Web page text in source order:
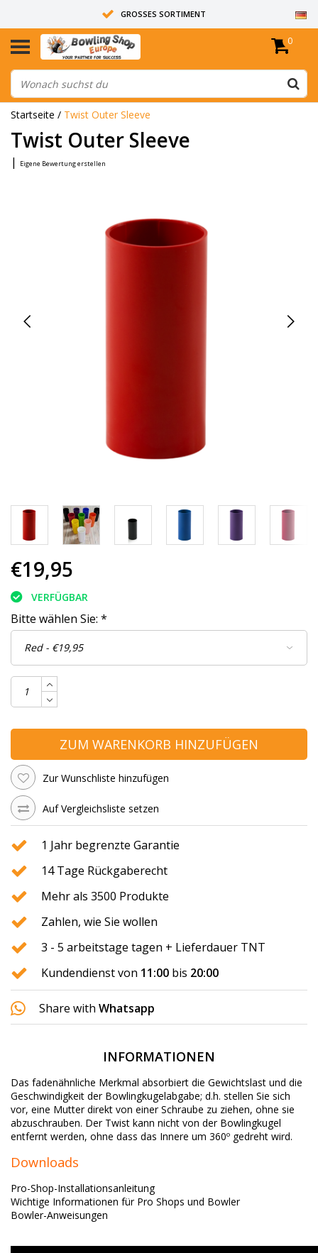
GROSSES SORTIMENT
14 TAGE RÜCKGABERECHT
ALLE BOWLINGKUGELN SIND UNGEBOHRT
0
Startseite / Twist Outer Sleeve
Twist Outer Sleeve
| Eigene Bewertung erstellen
€19,95
VERFÜGBAR
Bitte wählen Sie: *
ZUM WARENKORB HINZUFÜGEN
Zur Wunschliste hinzufügen
Auf Vergleichsliste setzen
1 Jahr begrenzte Garantie
14 Tage Rückgaberecht
Mehr als 3500 Produkte
Zahlen, wie Sie wollen
3 - 5 arbeitstage tagen + Lieferdauer TNT
Kundendienst von 11:00 bis 20:00
Share with Whatsapp
INFORMATIONEN
Das fadenähnliche Merkmal absorbiert die Gewichtslast und die
Geschwindigkeit der Bowlingkugelabgabe; d.h. stellen Sie sich
vor, eine Mutter direkt von einer Schraube zu ziehen, ohne sie
abzuschrauben. Der Twist kann nicht von der Bowlingkugel
entfernt werden, ohne dass das Innere um 360º gedreht wird.
Downloads
Pro-Shop-Installationsanleitung
Wichtige Informationen für Pro Shops und Bowler
Bowler-Anweisungen